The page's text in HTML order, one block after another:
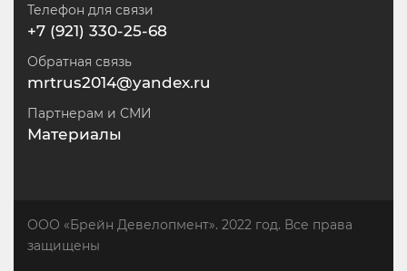
Телефон для связи
+7 (921) 330-25-68
Обратная связь
mrtrus2014@yandex.ru
Партнерам и СМИ
Материалы
ООО «Брейн Девелопмент». 2022 год. Все права
защищены